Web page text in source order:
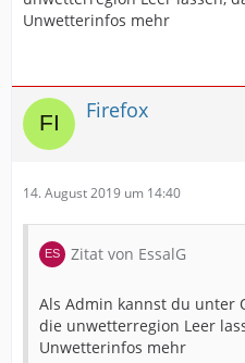
Unwetterinfos mehr
Firefox
14. August 2019 um 14:40
Zitat von EssalG
Als Admin kannst du unter
die unwetterregion Leer
Unwetterinfos mehr